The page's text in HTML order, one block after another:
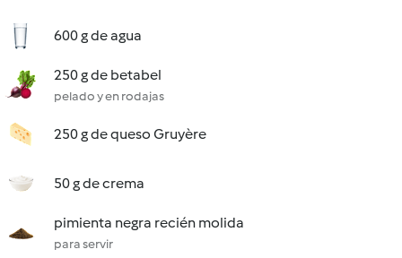
600 g de agua
250 g de betabel
pelado y en rodajas
250 g de queso Gruyère
50 g de crema
pimienta negra recién molida
para servir